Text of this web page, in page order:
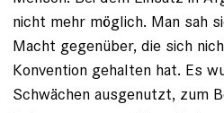
nicht mehr möglich. Man sah
Macht gegenüber, die sich
Konvention gehalten hat. Es
Schwächen ausgenutzt, zum